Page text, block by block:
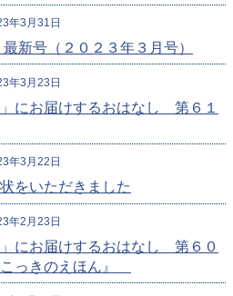
年3月31日
新号（２０２３年３月号）
年3月23日
」にお届けするおはなし 第６１
年3月22日
をいただきました
年2月23日
」にお届けするおはなし 第６０
っきのえほん』